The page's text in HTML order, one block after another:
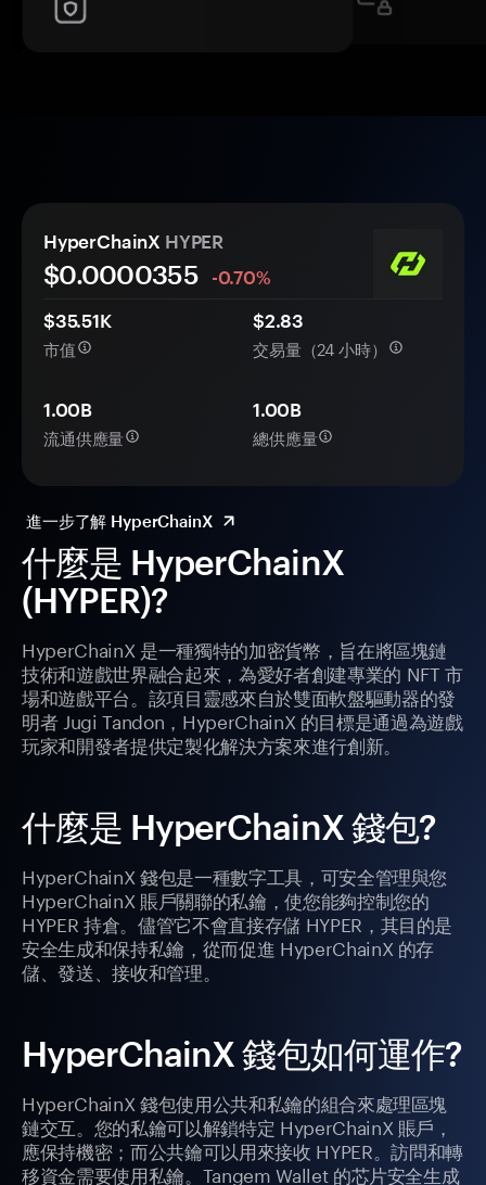
什麼是 HyperChainX
(HYPER)?
HyperChainX 是一種獨特的加密貨幣，旨在將區塊鏈
技術和遊戲世界融合起來，為愛好者創建專業的 NFT 市
場和遊戲平台。該項目靈感來自於雙面軟盤驅動器的發
明者 Jugi Tandon，HyperChainX 的目標是通過為遊戲
玩家和開發者提供定製化解決方案來進行創新。
什麼是 HyperChainX 錢包?
HyperChainX 錢包是一種數字工具，可安全管理與您
HyperChainX 賬戶關聯的私鑰，使您能夠控制您的
HYPER 持倉。儘管它不會直接存儲 HYPER，其目的是
安全生成和保持私鑰，從而促進 HyperChainX 的存
儲、發送、接收和管理。
HyperChainX 錢包如何運作?
HyperChainX 錢包使用公共和私鑰的組合來處理區塊
鏈交互。您的私鑰可以解鎖特定 HyperChainX 賬戶，
應保持機密；而公共鑰可以用來接收 HYPER。訪問和轉
移資金需要使用私鑰。Tangem Wallet 的芯片安全生成
HyperChainX HYPER
$0.0000355
-0.70%
$35.51K
市值
$2.83
交易量（24 小時）
1.00B
流通供應量
1.00B
總供應量
進一步了解 HyperChainX